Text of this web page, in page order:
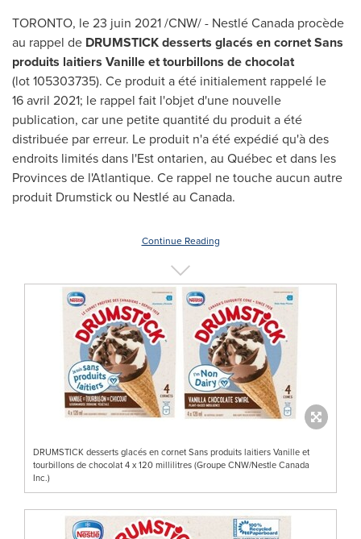
TORONTO, le 23 juin 2021 /CNW/ - Nestlé Canada procède
au rappel de DRUMSTICK desserts glacés en cornet Sans
produits laitiers Vanille et tourbillons de chocolat
(lot 105303735). Ce produit a été initialement rappelé le
16 avril 2021; le rappel fait l'objet d'une nouvelle
publication, car une petite quantité du produit a été
distribuée par erreur. Le produit n'a été expédié qu'à des
endroits limités dans l'Est ontarien, au Québec et dans les
Provinces de l'Atlantique. Ce rappel ne touche aucun autre
produit Drumstick ou Nestlé au Canada.
Continue Reading
DRUMSTICK desserts glacés en cornet Sans produits laitiers Vanille et
tourbillons de chocolat 4 x 120 millilitres (Groupe CNW/Nestle Canada
Inc.)